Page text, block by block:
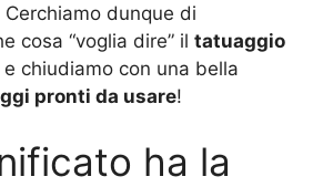
dunque di
cosa “voglia dire” il tatuaggio
e chiudiamo con una bella
pronti da usare!
ha la